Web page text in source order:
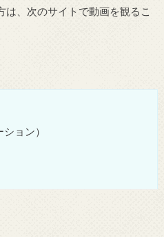
は、次のサイトで動画を観るこ
ョン）